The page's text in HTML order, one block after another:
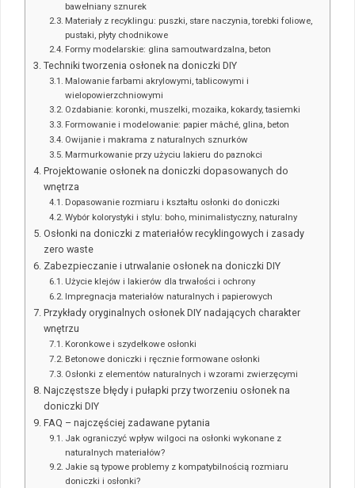
bawełniany sznurek
Materiały z recyklingu: puszki, stare naczynia, torebki foliowe,
pustaki, płyty chodnikowe
Formy modelarskie: glina samoutwardzalna, beton
Techniki tworzenia osłonek na doniczki DIY
Malowanie farbami akrylowymi, tablicowymi i
wielopowierzchniowymi
Ozdabianie: koronki, muszelki, mozaika, kokardy, tasiemki
Formowanie i modelowanie: papier mâché, glina, beton
Owijanie i makrama z naturalnych sznurków
Marmurkowanie przy użyciu lakieru do paznokci
Projektowanie osłonek na doniczki dopasowanych do
wnętrza
Dopasowanie rozmiaru i kształtu osłonki do doniczki
Wybór kolorystyki i stylu: boho, minimalistyczny, naturalny
Osłonki na doniczki z materiałów recyklingowych i zasady
zero waste
Zabezpieczanie i utrwalanie osłonek na doniczki DIY
Użycie klejów i lakierów dla trwałości i ochrony
Impregnacja materiałów naturalnych i papierowych
Przykłady oryginalnych osłonek DIY nadających charakter
wnętrzu
Koronkowe i szydełkowe osłonki
Betonowe doniczki i ręcznie formowane osłonki
Osłonki z elementów naturalnych i wzorami zwierzęcymi
Najczęstsze błędy i pułapki przy tworzeniu osłonek na
doniczki DIY
FAQ – najczęściej zadawane pytania
Jak ograniczyć wpływ wilgoci na osłonki wykonane z
naturalnych materiałów?
Jakie są typowe problemy z kompatybilnością rozmiaru
doniczki i osłonki?